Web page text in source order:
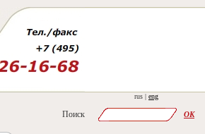
rus | eng
Поиск OK